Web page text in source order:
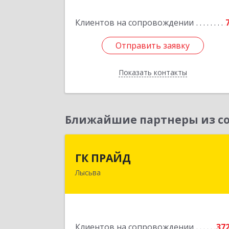
Клиентов на сопровождении
Отправить заявку
Показать контакты
Подробнее
Ближайшие партнеры из
ГК ПРАЙД
Лысьва618909, Пермский край, Лысьва г,